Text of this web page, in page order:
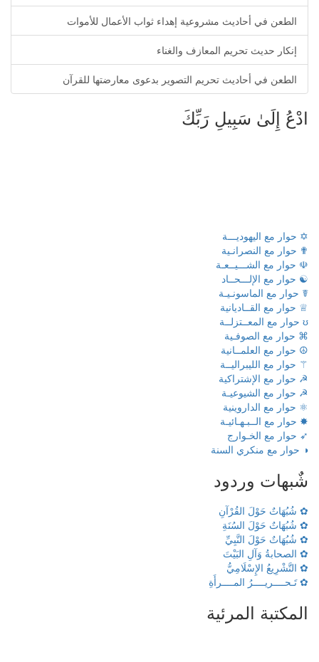
الطعن في أحاديث مشروعية إهداء ثواب الأعمال للأموات
إنكار حديث تحريم المعازف والغناء
الطعن في أحاديث تحريم التصوير بدعوى معارضتها للقرآن
ادْعُ إِلَىٰ سَبِيلِ رَبِّكَ
✡ حوار مع اليهوديـــة
✟ حوار مع النصرانـية
☫ حوار مع الشـــيــعـة
☯ حوار مع الإلـــحــاد
☤ حوار مع الماسونـيـة
♕ حوار مع القــاديانية
ʊ حوار مع المعــتزلــة
⌘ حوار مع الصوفـية
☮ حوار مع العلمــانية
⚚ حوار مع الليبراليــة
☭ حوار مع الإشتراكية
☭ حوار مع الشيوعيـة
⚛ حوار مع الداروينية
✸ حوار مع الــبـهـائيـة
➶ حوار مع الخـوارج
◑ حوار مع منكري السنة
شٌبهات وردود
✿ شُبُهَاتٌ حَوْلَ القُرْآنِ
✿ شُبُهَاتٌ حَوْلَ السُنَةِ
✿ شُبُهَاتٌ حَوْلَ النَّبِيِّ
✿ الصحابةُ وَآلِ البَيْتَ
✿ التَّشْرِيعُ الإِسْلَامِيُّ
✿ تَـحــــريــــرُ المــــرأَةِ
المكتبة المرئية